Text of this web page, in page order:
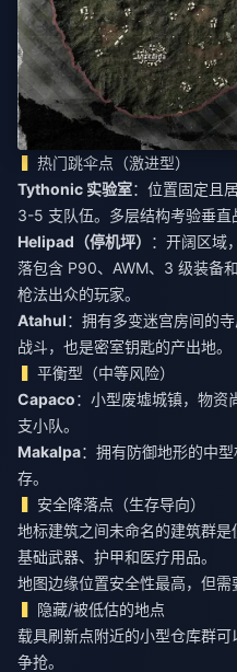
热门跳伞点（激进型）
Tythonic 实验室：位置固定且
3-5 支队伍。多层结构考验垂直
Helipad（停机坪）
：开阔区域
落包含 P90、AWM、3 级装备
枪法出众的玩家。
Atahul：拥有多变迷宫房间的
战斗，也是密室钥匙的产出地。
平衡型（中等风险）
Capaco：小型废墟城镇，物资
支小队。
Makalpa：拥有防御地形的中
存。
安全降落点（生存导向）
地标建筑之间未命名的建筑群
基础武器、护甲和医疗用品。
地图边缘位置安全性最高，但需
隐藏/被低估的地点
载具刷新点附近的小型仓库群
争抢。